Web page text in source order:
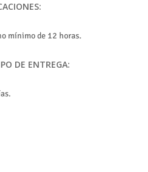
mínimo de 12 horas.
DE ENTREGA: